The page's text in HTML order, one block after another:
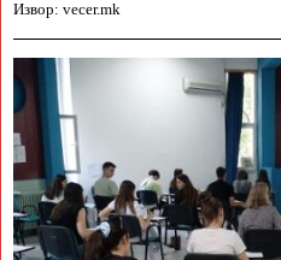
Извор: vecer.mk